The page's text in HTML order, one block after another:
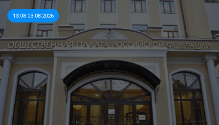
13:08 03.08.2026